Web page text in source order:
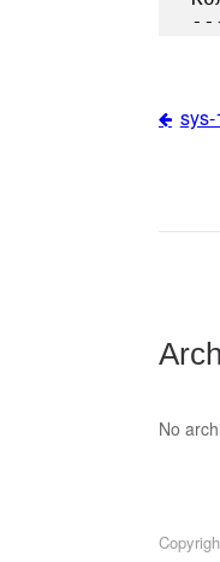
Post
No